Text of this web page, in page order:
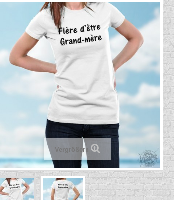
Vergrößern